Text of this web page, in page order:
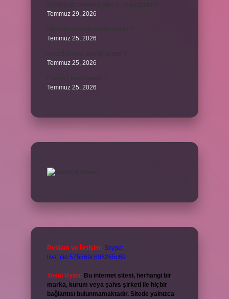
Temmuz 29, 2026
Temmuz 25, 2026
Temmuz 25, 2026
Temmuz 25, 2026
Reklam ve İletişim: Skype:
live:.cid.575569c608265c69
Yasal Uyarı: Bu internet sitesi, herhangi bir
marka, kurum veya şahıs şirketi ile hiçbir
bağlantısı bulunmamaktadır. Sitede yalnızca